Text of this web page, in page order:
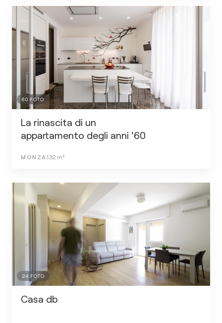
60 FOTO
La rinascita di un
appartamento degli anni '60
MONZA 132m²
24 FOTO
Casa db